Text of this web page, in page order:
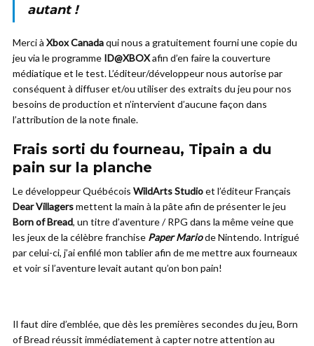
autant !
Merci à Xbox Canadaqui nous a gratuitement fourni une copie du
jeu via le programme ID@XBOXafin d’en faire la couverture
médiatique et le test. L’éditeur/développeur nous autorise par
conséquent à diffuser et/ou utiliser des extraits du jeu pour nos
besoins de production et n’intervient d’aucune façon dans
l’attribution de la note finale.
Frais sorti du fourneau, Tipain a du
pain sur la planche
Le développeur Québécois WildArts Studioet l’éditeur Français
Dear Villagersmettent la main à la pâte afin de présenter le jeu
Born of Bread, un titre d’aventure / RPG dans la même veine que
les jeux de la célèbre franchise Paper Mariode Nintendo. Intrigué
par celui-ci, j’ai enfilé mon tablier afin de me mettre aux fourneaux
et voir si l’aventure levait autant qu’on bon pain!
Il faut dire d’emblée, que dès les premières secondes du jeu, Born
of Bread réussit immédiatement à capter notre attention au